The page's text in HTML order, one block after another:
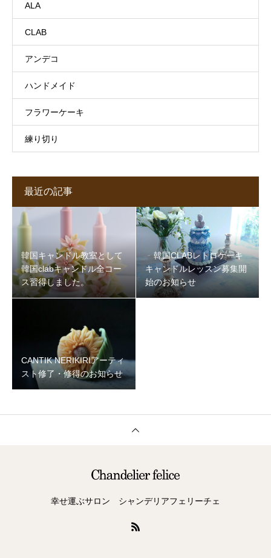
ALA
CLAB
アンデコ
ハンドメイド
フラワーケーキ
練り切り
最近の記事
韓国キャンドル教室として
韓国clabキャンドル全コー
ス習得しました。
韓国CLABレトロケーキ
キャンドルレッスン募集開
始のお知らせ
CANTIK NERIKIRIアーティ
スト修了・修得のお知らせ
幸せ運ぶサロン シャンデリアフェリーチェ